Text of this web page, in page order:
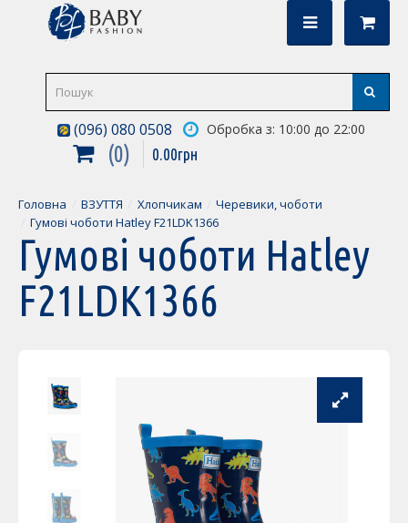
(096) 080 0508 Обробка з: 10:00 до 22:00
0 0.00грн
Головна ВЗУТТЯ Хлопчикам
Черевики, чоботи
Гумові чоботи Hatley F21LDK1366
Гумові чоботи Hatley
F21LDK1366